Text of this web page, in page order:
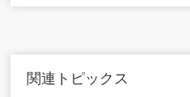
関連トピックス